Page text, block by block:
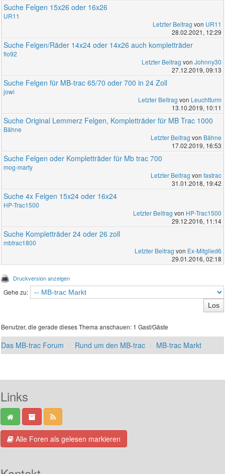
Suche Felgen 15x26 oder 16x26
UR11
Letzter Beitrag von UR11
28.02.2021, 12:29
Suche Felgen/Räder 14x24 oder 14x26 auch kompletträder
flo92
Letzter Beitrag von Johnny30
27.12.2019, 09:13
Suche Felgen für MB-trac 65/70 oder 700 in 24 Zoll
jowi
Letzter Beitrag von Leuchtturm
13.10.2019, 10:11
Suche Original Lemmerz Felgen, Kompletträder für MB Trac 1000
Bähne
Letzter Beitrag von Bähne
17.02.2019, 16:53
Suche Felgen oder Kompletträder für Mb trac 700
mog-marty
Letzter Beitrag von fastrac
31.01.2018, 19:42
Suche 4x Felgen 15x24 oder 16x24
HP-Trac1500
Letzter Beitrag von HP-Trac1500
29.12.2016, 11:14
Suche Kompletträder 24 oder 26 zoll
mbtrac1800
Letzter Beitrag von Ex-Mitglied6
29.01.2016, 02:18
Druckversion anzeigen
Gehe zu:
Benutzer, die gerade dieses Thema anschauen: 1 Gast/Gäste
Das MB-trac Forum Rund um den MB-trac MB-trac Markt
Links
Alle Foren als gelesen markieren